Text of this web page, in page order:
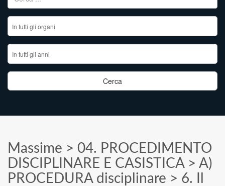
Massime > 04. PROCEDIMENTO
DISCIPLINARE E CASISTICA> A)
PROCEDURA disciplinare > 6. Il